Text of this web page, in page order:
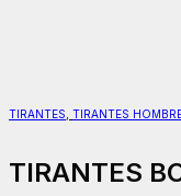
TIRANTES TIRANTES
TIRANTES